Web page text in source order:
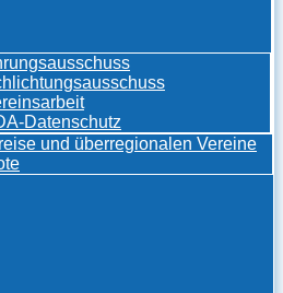
Datenschutz
und überregionalen Vereine